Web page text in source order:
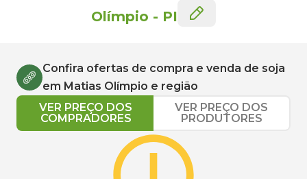
Olímpio - PI
Confira ofertas de compra e venda de soja
em Matias Olímpio e região
VER PREÇO DOS
COMPRADORES
VER PREÇO DOS
PRODUTORES